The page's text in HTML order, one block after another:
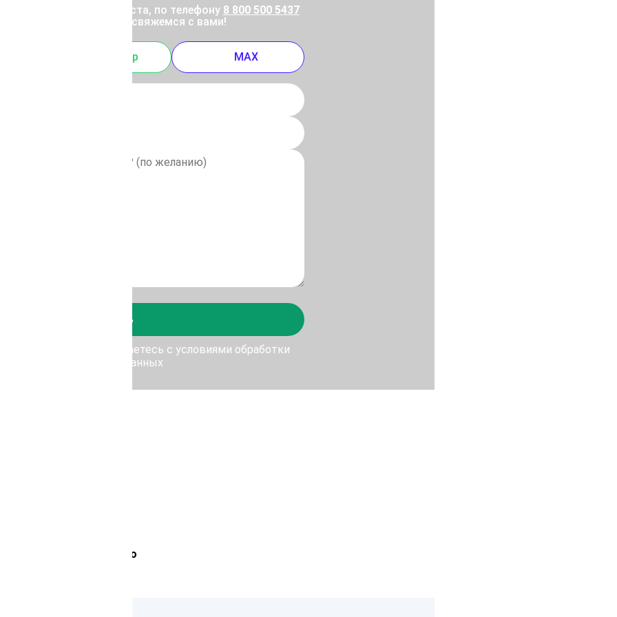
позвоните, пожалуйста, по телефону 8 800 500 5437
отправьте заявку, и мы свяжемся с вами!
Whatsapp MAX
Отправить
Отправить, Вы соглашаетесь с условиями обработки
персональных данных
Лемана Про